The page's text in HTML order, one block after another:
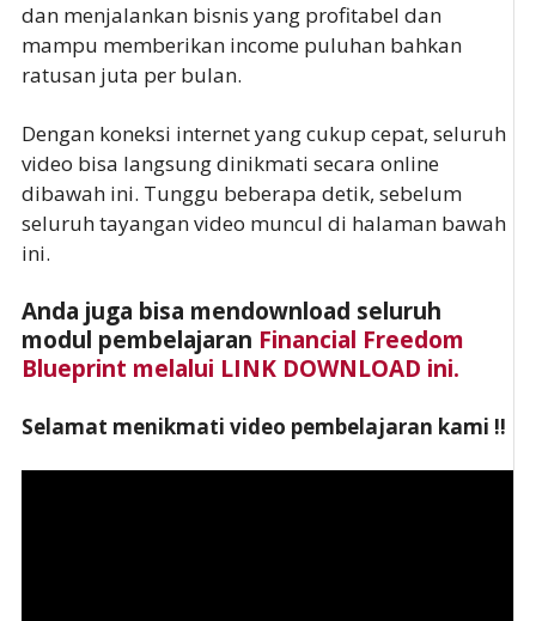
dan menjalankan bisnis yang profitabel dan
mampu memberikan income puluhan bahkan
ratusan juta per bulan.
Dengan koneksi internet yang cukup cepat, seluruh
video bisa langsung dinikmati secara online
dibawah ini. Tunggu beberapa detik, sebelum
seluruh tayangan video muncul di halaman bawah
ini.
Anda juga bisa mendownload seluruh
modul pembelajaran Financial Freedom
Blueprint melalui LINK DOWNLOAD ini.
Selamat menikmati video pembelajaran kami !!